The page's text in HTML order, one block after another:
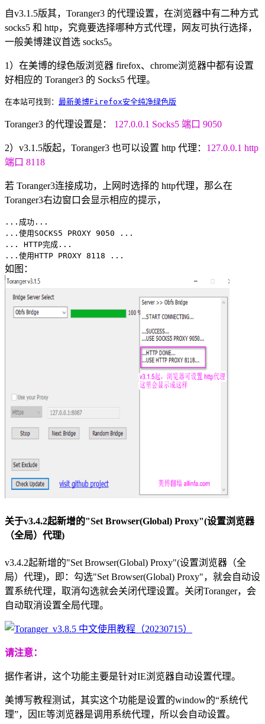
自v3.1.5版其，Toranger3 的代理设置，在浏览器中有二种方式
socks5 和 http，究竟要选择哪种方式代理，网友可执行选择，
一般美博建议首选 socks5。
1）在美博的绿色版浏览器 firefox、chrome浏览器中都有设置
好相应的 Toranger3 的 Socks5 代理。
在本站可找到： 最新美博Firefox安全纯净绿色版
Toranger3 的代理设置是： 127.0.0.1 Socks5 端口 9050
2）v3.1.5版起，Toranger3 也可以设置 http 代理： 127.0.0.1 http
端口 8118
若 Toranger3连接成功，上网时选择的 http代理，那么在
Toranger3右边窗口会显示相应的提示，
...成功...
...使用SOCKS5 PROXY 9050 ...
... HTTP完成...
...使用HTTP PROXY 8118 ...
如图：
关于v3.4.2起新增的"Set Browser(Global) Proxy"(设置浏览器
（全局）代理)
v3.4.2起新增的"Set Browser(Global) Proxy"(设置浏览器（全
局）代理)，即：勾选"Set Browser(Global) Proxy"，就会自动设
置系统代理，取消勾选就会关闭代理设置。关闭Toranger，会
自动取消设置全局代理。
请注意：
据作者讲，这个功能主要是针对IE浏览器自动设置代理。
美博写教程测试，其实这个功能是设置的window的“系统代
理”，因IE等浏览器是调用系统代理，所以会自动设置。